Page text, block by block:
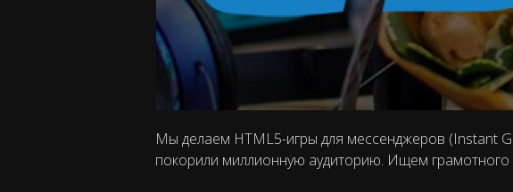
Мы делаем HTML5-игры для мессенджеров (Instant
покорили миллионную аудиторию. Ищем